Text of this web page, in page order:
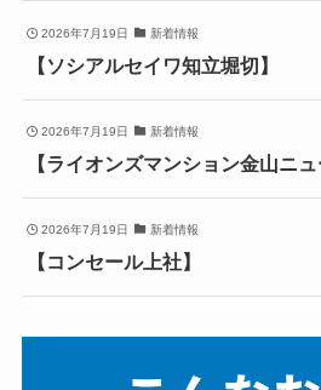
2026年7月19日 新着情報
【ソシアルセイワ知立堀切】
2026年7月19日 新着情報
【ライオンズマンション金山ニュ
2026年7月19日 新着情報
【コンセール上社】